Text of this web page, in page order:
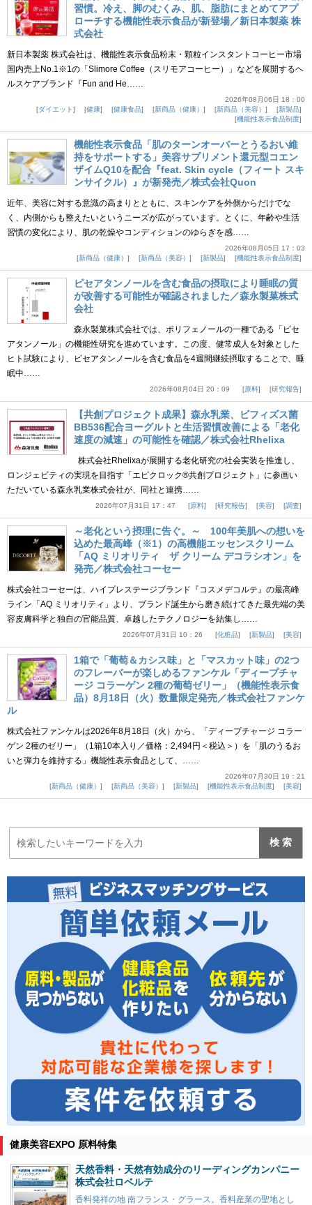
習慣。冷え、脚のむくみ、肌、脂肪にまとめてアプ
ローチする機能性表示食品が新登場／新日本製薬 株
式会社
新日本製薬 株式会社は、機能性表示食品粉末・顆粒インスタントコーヒー市場
国内売上No.1※1の「Slimore Coffee（スリモアコーヒー）」などを展開するヘ
ルスケアブランド『Fun and He……
2026年08月06日 18：00
ダイエット
健康 健康食品 新商品（健康） 新商品（美容）
新製品
機能性表示食品制度
機能性表示食品「肌のターンオーバーとうるおい維
持をサポートする」美容サプリメント還元型コエン
ザイムQ10を配合『feat. Skin cycle（フィート スキ
ンサイクル）』が新発売／株式会社Quon
近年、美容に対する意識の高まりとともに、スキンケアを外側からだけでな
く、内側からも整えたいというニーズが広がっています。とくに、年齢や生活
習慣の変化により、肌の乾燥やコンディションのゆらぎを感……
2026年08月05日 17：03
新商品（健康）
新商品（美容） 新製品 機能性表示食品制度
ピセアタンノールを含む食品の摂取により睡眠の質
が改善する可能性が確認されました／森永製菓株式
会社
森永製菓株式会社では、ポリフェノールの一種である「ピセ
アタンノール」の機能性研究を進めています。この度、健常成人を対象とした
ヒト試験により、ピセアタンノールを含む食品を4週間継続摂取することで、睡
眠中……
2026年08月04日 20：09 原料 研究報告
【共創プロジェクト成果】森永乳業、ビフィズス菌
BB536配合ヨーグルトと生活習慣改善による「老化
速度の減速」の可能性を確認／株式会社Rhelixa
株式会社Rhelixaが展開する老化研究の社会実装を推進し、
ロンジェビティの実現を目指す「エピクロック®共創プロジェクト」に参画い
ただいている森永乳業株式会社が、同社と連携……
2026年07月31日 17：47 原料 研究報告 美容 調査
～老化という摂理に告ぐ。～ 100年美肌への想いを
込めた最高峰（※1）の高機能エッセンスクリーム
「AQ ミリオリティ ザ クリーム デコラシオン」を
発売／株式会社コーセー
株式会社コーセーは、ハイプレステージブランド『コスメデコルテ』の最高峰
ライン「AQ ミリオリティ」より、ブランド誕生から磨き続けてきた最先端の美
容皮膚科学と独自の官能品質、卓越したテクノロジーを結集し……
2026年07月31日 10：26 化粧品 新製品 美容
1箱で「葡萄＆カシス味」と「マスカット味」の2つ
のフレーバーが楽しめるファンケル「ディープチャ
ージ コラーゲン 2種の葡萄ゼリー」（機能性表示食
品）8月18日（火）数量限定発売／株式会社ファンケ
ル
株式会社ファンケルは2026年8月18日（火）から、「ディープチャージ コラー
ゲン 2種のゼリー」（1箱10本入り／価格：2,494円＜税込＞）を「肌のうるお
いと弾力を維持する」機能性表示食品として、……
2026年07月30日 19：21
新商品（健康）
新商品（美容） 新製品 機能性表示食品制度 美容
健康美容EXPO 原料特集
天然香料・天然有効成分のリーディングカンパニー
株式会社ロベルテ
香料発祥の地 南フランス・グラース。香料産業の聖地とし